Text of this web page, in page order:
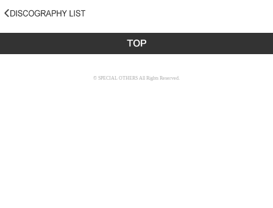
© SPECIAL OTHERS All Rights Reserved.